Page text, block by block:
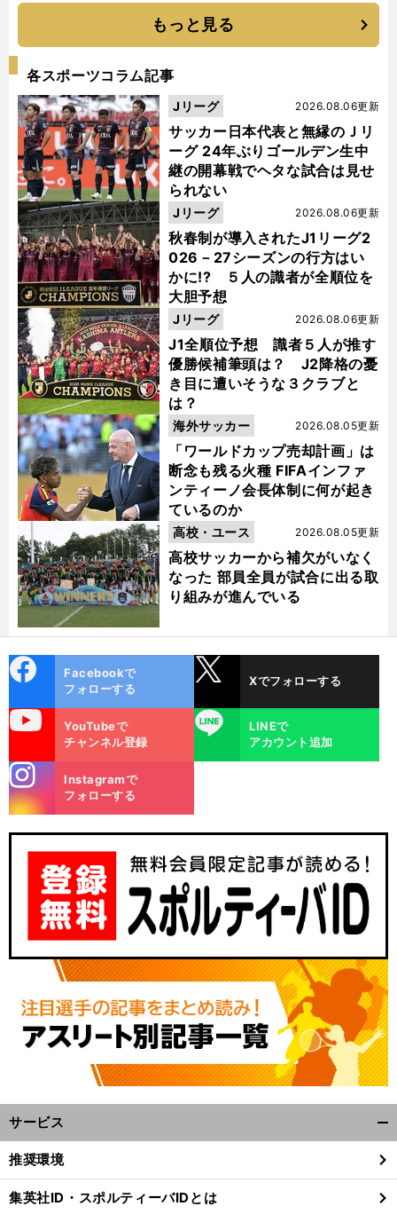
もっと見る
各スポーツコラム記事
サッカー日本代表と無縁のＪリ
ーグ 24年ぶりゴールデン生中
継の開幕戦でヘタな試合は見せ
られない
2026.08.06更新
Jリーグ
秋春制が導入されたJ1リーグ2
026－27シーズンの行方はい
かに!? ５人の識者が全順位を
大胆予想
2026.08.06更新
Jリーグ
J1全順位予想 識者５人が推す
優勝候補筆頭は？ J2降格の憂
き目に遭いそうな３クラブと
は？
2026.08.06更新
Jリーグ
「ワールドカップ売却計画」は
断念も残る火種 FIFAインファ
ンティーノ会長体制に何が起き
ているのか
2026.08.05更新
海外サッカー
高校サッカーから補欠がいなく
なった 部員全員が試合に出る取
り組みが進んでいる
2026.08.05更新
高校・ユース
ok
Facebookで
フォローする
Xでフォローする
YouTubeで
チャンネル登録
LINE
LINEで
アカウント追加
m
Instagramで
フォローする
サービス
閉
る
推奨環境
集英社ID・スポルティーバIDとは